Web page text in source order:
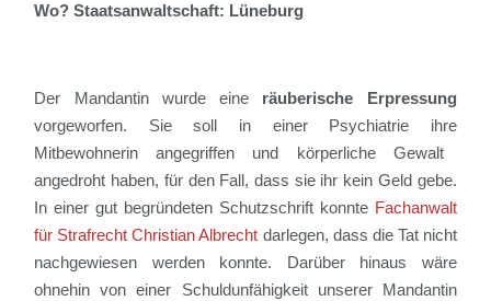
Wo? Staatsanwaltschaft: Lüneburg
Der Mandantin wurdeeine räuberische Erpressung
vorgeworfen. Sie soll in einer Psychiatrie ihre
Mitbewohnerinangegriffen und körperliche Gewalt
angedroht haben, für den Fall, dass sie ihr kein Geld gebe.
In einer gut begründeten Schutzschrift konnte Fachanwalt
für Strafrecht Christian Albrecht darlegen, dass die Tat nicht
nachgewiesen werden konnte. Darüber hinaus wäre
ohnehinvon einer Schuldunfähigkeit unserer Mandantin